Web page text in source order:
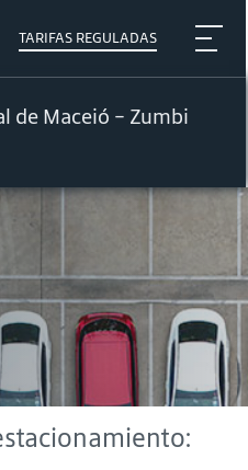
TARIFAS REGULADAS
de Maceió - Zumbi